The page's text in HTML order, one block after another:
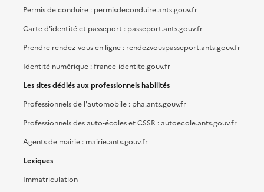
Permis de conduire : permisdeconduire.ants.gouv.fr
Carte d'identité et passeport : passeport.ants.gouv.fr
Prendre rendez-vous en ligne : rendezvouspasseport.ants.gouv.fr
Identité numérique : france-identite.gouv.fr
Les sites dédiés aux professionnels habilités
Professionnels de l'automobile : pha.ants.gouv.fr
Professionnels des auto-écoles et CSSR : autoecole.ants.gouv.fr
Agents de mairie : mairie.ants.gouv.fr
Lexiques
Immatriculation